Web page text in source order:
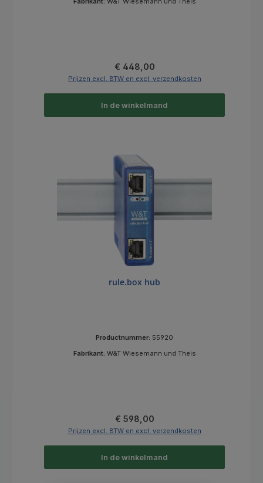
Normale prijs:
€ 448,00
Prijzen excl. BTW en excl. verzendkosten
In de winkelmand
rule.box hub
Productnummer: 55920
Fabrikant: W&T Wiesemann und Theis
Normale prijs:
€ 598,00
Prijzen excl. BTW en excl. verzendkosten
In de winkelmand